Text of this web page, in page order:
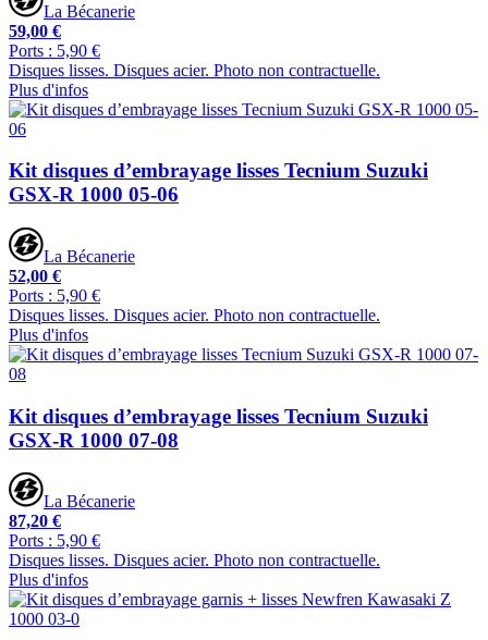
La Bécanerie
59,00 €
Ports : 5,90 €
Disques lisses. Disques acier. Photo non contractuelle.
Plus d'infos
Kit disques d’embrayage lisses Tecnium Suzuki
GSX-R 1000 05-06
La Bécanerie
52,00 €
Ports : 5,90 €
Disques lisses. Disques acier. Photo non contractuelle.
Plus d'infos
Kit disques d’embrayage lisses Tecnium Suzuki
GSX-R 1000 07-08
La Bécanerie
87,20 €
Ports : 5,90 €
Disques lisses. Disques acier. Photo non contractuelle.
Plus d'infos